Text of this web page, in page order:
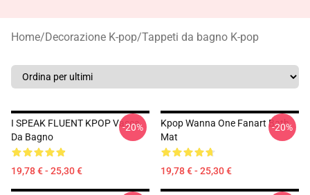
Home/Decorazione K-pop/Tappeti da bagno K-pop
I SPEAK FLUENT KPOP Vasca
Da Bagno
19,78 € - 25,30 €
-20%
Kpop Wanna One Fanart Bath
Mat
19,78 € - 25,30 €
-20%